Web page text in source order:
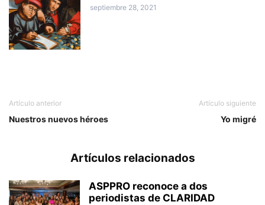
septiembre 28, 2021
Artículo anterior
Nuestros nuevos héroes
Artículo siguiente
Yo migré
Artículos relacionados
ASPPRO reconoce a dos
periodistas de CLARIDAD